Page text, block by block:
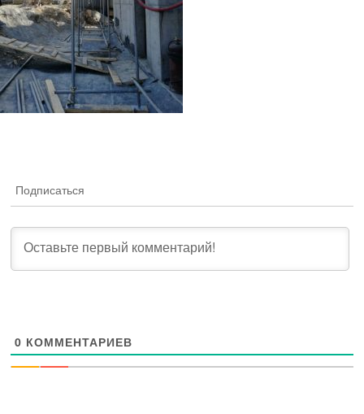
Подписаться
0 КОММЕНТАРИЕВ